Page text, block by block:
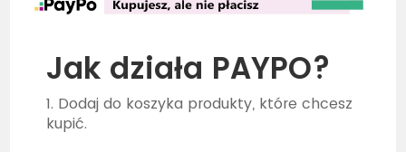
Jak działa PAYPO?
1. Dodaj do koszyka produkty, które chcesz
kupić.